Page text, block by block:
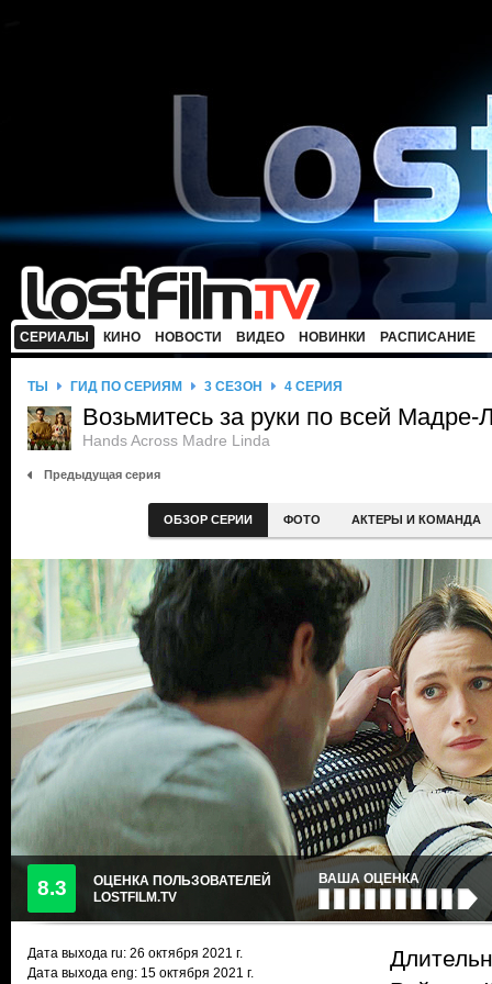
СЕРИАЛЫ КИНО НОВОСТИ ВИДЕО НОВИНКИ РАСПИСАНИЕ
ТЫ ГИД ПО СЕРИЯМ 3 СЕЗОН 4 СЕРИЯ
Возьмитесь за руки по всей Мадре-
Hands Across Madre Linda
Предыдущая серия
ОБЗОР СЕРИИ ФОТО АКТЕРЫ И КОМАНДА
8.3
ОЦЕНКА ПОЛЬЗОВАТЕЛЕЙ
LOSTFILM.TV
ВАША ОЦЕНКА
Дата выхода ru: 26 октября 2021 г.
Дата выхода eng: 15 октября 2021 г.